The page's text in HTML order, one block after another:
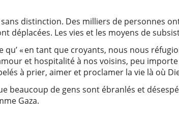
distinction. Des milliers de personnes
déplacées. Les vies et les moyens de
qu’ « en tant que croyants, nous nous
et hospitalité à nos voisins, peu
à prier, aimer et proclamer la vie là où
beaucoup de gens sont ébranlés et
Gaza.